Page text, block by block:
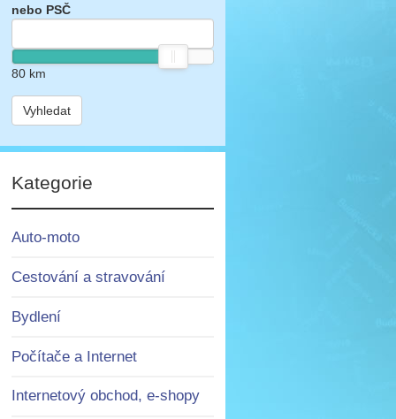
nebo PSČ
80km
Vyhledat
Kategorie
Auto-moto
Cestování a stravování
Bydlení
Počítače a Internet
Internetový obchod, e-shopy